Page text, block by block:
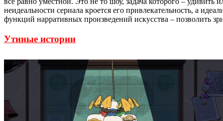
неидеальности сериала кроется его привлекательность, а
функций нарративных произведений искусства – позволить
Утиные истории